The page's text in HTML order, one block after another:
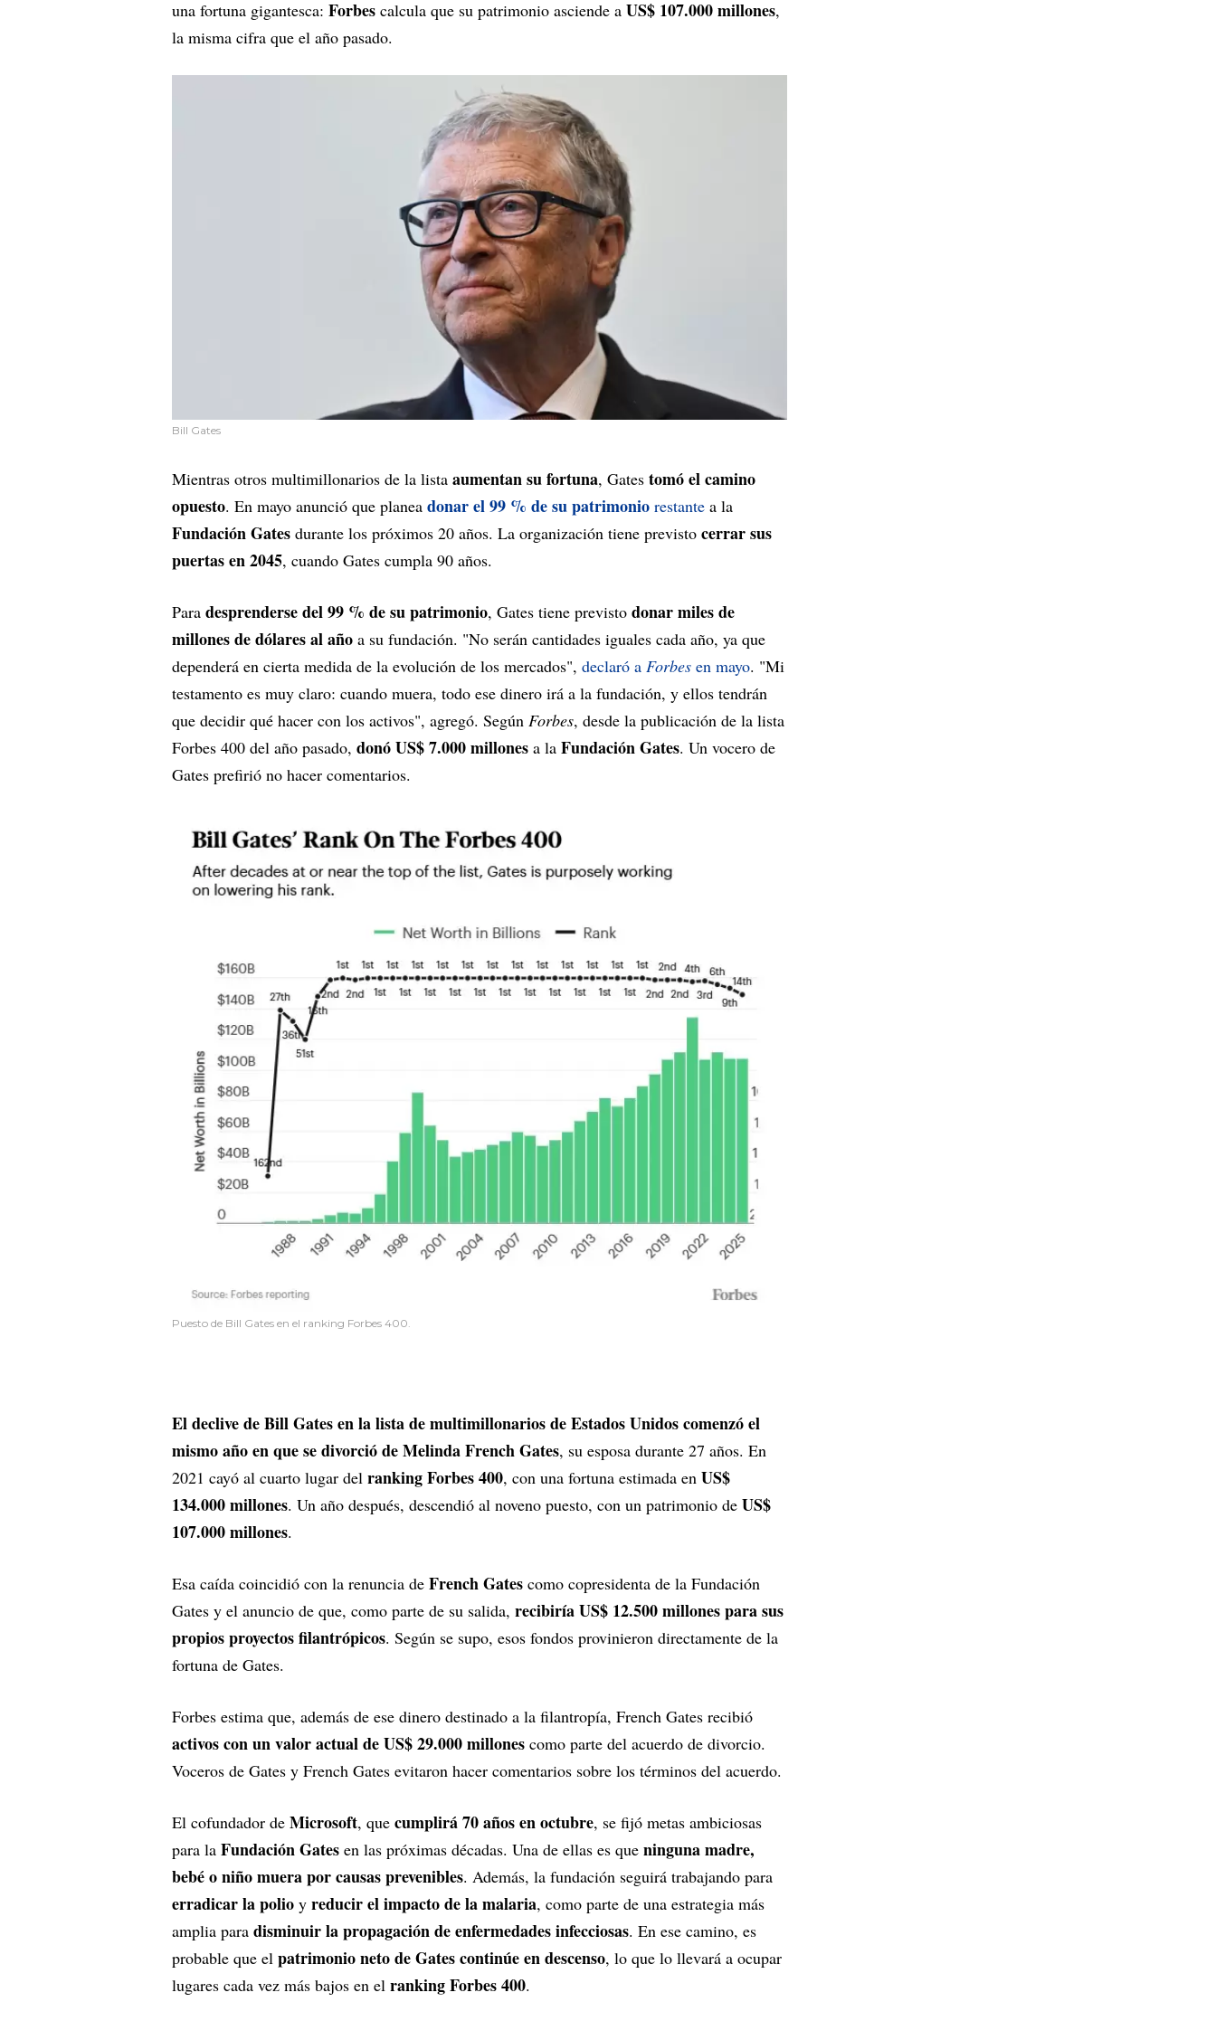
una fortuna gigantesca: Forbes calcula que su patrimonio asciende a US$ 107.000 millones,
la misma cifra que el año pasado.
Bill Gates
Mientras otros multimillonarios de la lista aumentan su fortuna, Gates tomó el camino
opuesto. En mayo anunció que planea donar el 99 % de su patrimonio restante a la
Fundación Gates durante los próximos 20 años. La organización tiene previsto cerrar sus
puertas en 2045, cuando Gates cumpla 90 años.
Para desprenderse del 99 % de su patrimonio, Gates tiene previsto donar miles de
millones de dólares al año a su fundación. "No serán cantidades iguales cada año, ya que
dependerá en cierta medida de la evolución de los mercados", declaró a Forbes en mayo. "Mi
testamento es muy claro: cuando muera, todo ese dinero irá a la fundación, y ellos tendrán
que decidir qué hacer con los activos", agregó. Según Forbes, desde la publicación de la lista
Forbes 400 del año pasado, donó US$ 7.000 millones a la Fundación Gates. Un vocero de
Gates prefirió no hacer comentarios.
Puesto de Bill Gates en el ranking Forbes 400.
El declive de Bill Gates en la lista de multimillonarios de Estados Unidos comenzó el
mismo año en que se divorció de Melinda French Gates, su esposa durante 27 años. En
2021 cayó al cuarto lugar del ranking Forbes 400, con una fortuna estimada en US$
134.000 millones. Un año después, descendió al noveno puesto, con un patrimonio de US$
107.000 millones.
Esa caída coincidió con la renuncia de French Gates como copresidenta de la Fundación
Gates y el anuncio de que, como parte de su salida, recibiría US$ 12.500 millones para sus
propios proyectos filantrópicos. Según se supo, esos fondos provinieron directamente de la
fortuna de Gates.
Forbes estima que, además de ese dinero destinado a la filantropía, French Gates recibió
activos con un valor actual de US$ 29.000 millones como parte del acuerdo de divorcio.
Voceros de Gates y French Gates evitaron hacer comentarios sobre los términos del acuerdo.
El cofundador de Microsoft, que cumplirá 70 años en octubre, se fijó metas ambiciosas
para la Fundación Gates en las próximas décadas. Una de ellas es que ninguna madre,
bebé o niño muera por causas prevenibles. Además, la fundación seguirá trabajando para
erradicar la polio y reducir el impacto de la malaria, como parte de una estrategia más
amplia para disminuir la propagación de enfermedades infecciosas. En ese camino, es
probable que el patrimonio neto de Gates continúe en descenso, lo que lo llevará a ocupar
lugares cada vez más bajos en el ranking Forbes 400.